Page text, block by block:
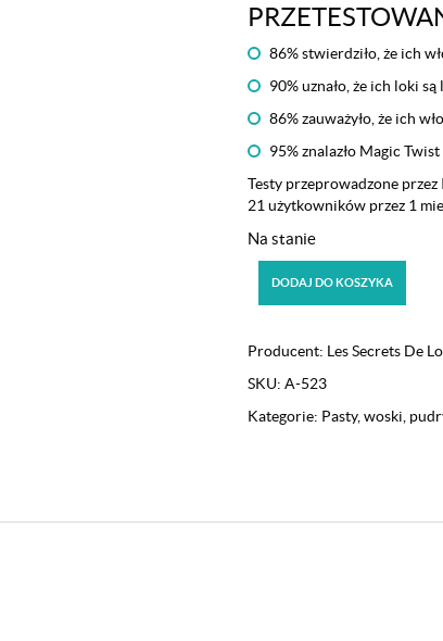
86% stwierdziło, że ich
90% uznało, że ich loki
86% zauważyło, że ich
95% znalazło Magic
Testy przeprowadzone przez
21 użytkowników przez 1
Na stanie
do
Les
Secrets
DODAJ DO KOSZYKA
Producent: Les Secrets De
SKU: A-523
Kategorie: Pasty, woski,